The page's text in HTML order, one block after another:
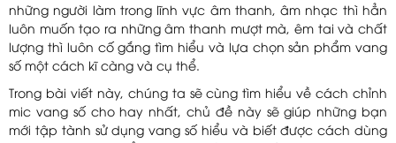
những người làm trong lĩnh vực âm thanh, âm nhạc thì hẳn
luôn muốn tạo ra những âm thanh mượt mà, êm tai và chất
lượng thì luôn cố gắng tìm hiểu và lựa chọn sản phẩm vang
số một cách kĩ càng và cụ thể.
Trong bài viết này, chúng ta sẽ cùng tìm hiểu về cách chỉnh
mic vang số cho hay nhất, chủ đề này sẽ giúp những bạn
mới tập tành sử dụng vang số hiểu và biết được cách dùng